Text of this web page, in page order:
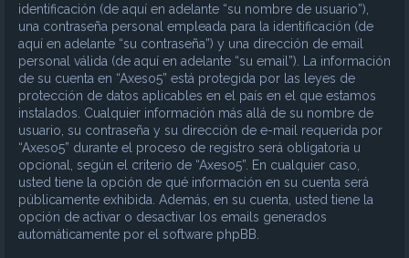
identificación (de aquí en adelante “su nombre de usuario”),
una contraseña personal empleada para la identificación (de
aquí en adelante “su contraseña”) y una dirección de email
personal válida (de aquí en adelante “su email”). La información
de su cuenta en “Axeso5” está protegida por las leyes de
protección de datos aplicables en el país en el que estamos
instalados. Cualquier información más allá de su nombre de
usuario, su contraseña y su dirección de e-mail requerida por
“Axeso5” durante el proceso de registro será obligatoria u
opcional, según el criterio de “Axeso5”. En cualquier caso,
usted tiene la opción de qué información en su cuenta será
públicamente exhibida. Además, en su cuenta, usted tiene la
opción de activar o desactivar los emails generados
automáticamente por el software phpBB.